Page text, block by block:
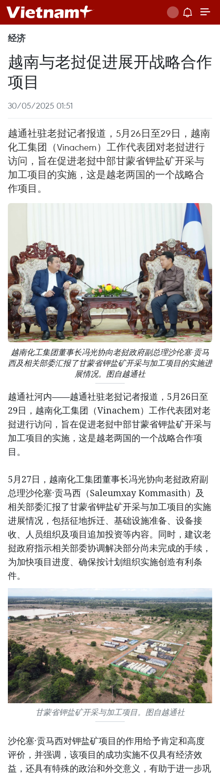
经济
越南与老挝促进展开战略合作
项目
30/05/2025 01:51
越通社驻老挝记者报道，5月26日至29日，越南
化工集团（Vinachem）工作代表团对老挝进行
访问，旨在促进老挝中部甘蒙省钾盐矿开采与
加工项目的实施，这是越老两国的一个战略合
作项目。
越南化工集团董事长冯光协向老挝政府副总理沙伦塞·贡马
西及相关部委汇报了甘蒙省钾盐矿开采与加工项目的实施进
展情况。图自越通社
越通社河内——越通社驻老挝记者报道，5月26日至
29日，越南化工集团（Vinachem）工作代表团对老
挝进行访问，旨在促进老挝中部甘蒙省钾盐矿开采与
加工项目的实施，这是越老两国的一个战略合作项
目。
5月27日，越南化工集团董事长冯光协向老挝政府副
总理沙伦塞·贡马西（Saleumxay Kommasith）及
相关部委汇报了甘蒙省钾盐矿开采与加工项目的实施
进展情况，包括征地拆迁、基础设施准备、设备接
收、人员组织及项目追加投资等内容。同时，建议老
挝政府指示相关部委协调解决部分尚未完成的手续，
为加快项目进度、确保按计划组织实施创造有利条
件。
甘蒙省钾盐矿开采与加工项目。图自越通社
沙伦塞·贡马西对钾盐矿项目的作用给予肯定和高度
评价，并强调，该项目的成功实施不仅具有经济效
益，还具有特殊的政治和外交意义，有助于进一步巩